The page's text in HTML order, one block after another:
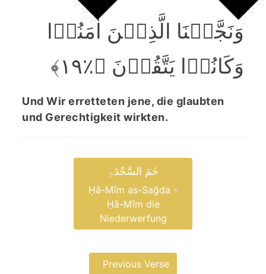
وَنَجَّیۡنَا الَّذِیۡنَ اٰمَنُوۡا
وَکَانُوۡا یَتَّقُوۡنَ ﴿٪۱۹﴾
Und Wir erretteten jene, die glaubten
und Gerechtigkeit wirkten.
حٰمٓ السَّجْدَۃِ
Ḥā-Mīm as-Saǧda -
Ḥā-Mīm die
Niederwerfung
Previous Verse